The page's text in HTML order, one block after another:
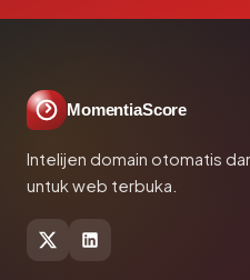
MomentiaScore
Intelijen domain otomatis
untuk web terbuka.